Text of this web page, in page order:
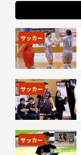
サッカー
サッカー
サッカー